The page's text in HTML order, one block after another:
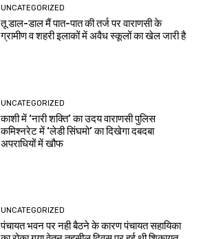
UNCATEGORIZED
तू डाल-डाल मैं पात-पात की तर्ज पर वाराणसी के
ग्रामीण व शहरी इलाकों में अवैध स्कूलों का खेल जारी है
UNCATEGORIZED
काशी में ‘नारी शक्ति’ का उदय वाराणसी पुलिस
कमिश्नरेट में ‘लेडी सिंघमो’ का दिखेगा दबदबा
अपराधियों में खौफ
UNCATEGORIZED
पंचायत भवन पर नही बैठने के कारण पंचायत सहायिका